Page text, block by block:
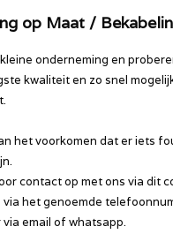
op Maat /
onderneming en
kwaliteit en zo snel
het voorkomen dat er iets
contact op met ons via dit
het genoemde
email of whatsapp.